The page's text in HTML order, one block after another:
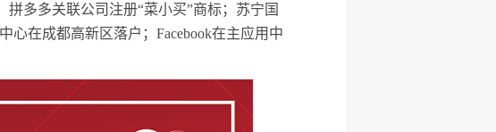
多多关联公司注册“菜小买”商标；苏宁国
心在成都高新区落户；Facebook在主应用中